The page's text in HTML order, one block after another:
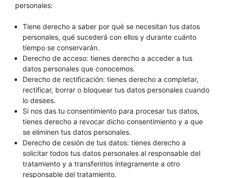
personales:
Tiene derecho a saber por qué se necesitan tus datos
personales, qué sucederá con ellos y durante cuánto
tiempo se conservarán.
Derecho de acceso: tienes derecho a acceder a tus
datos personales que conocemos.
Derecho de rectificación: tienes derecho a completar,
rectificar, borrar o bloquear tus datos personales cuando
lo desees.
Si nos das tu consentimiento para procesar tus datos,
tienes derecho a revocar dicho consentimiento y a que
se eliminen tus datos personales.
Derecho de cesión de tus datos: tienes derecho a
solicitar todos tus datos personales al responsable del
tratamiento y a transferirlos íntegramente a otro
responsable del tratamiento.